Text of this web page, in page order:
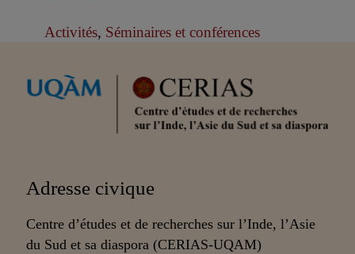
Activités, Séminaires et conférences
Partenaires
Adresse civique
Centre d’études et de recherches sur l’Inde, l’Asie
du Sud et sa diaspora (CERIAS-UQAM)